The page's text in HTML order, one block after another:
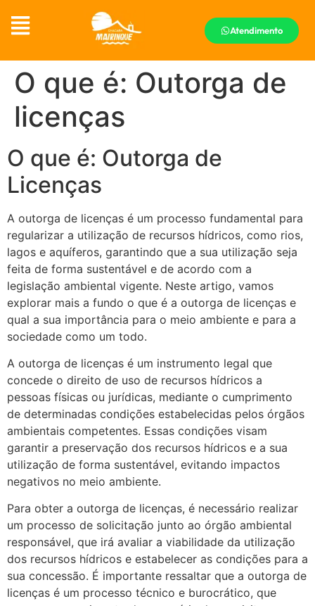
Atendimento
O que é: Outorga de
licenças
O que é: Outorga de
Licenças
A outorga de licenças é um processo fundamental para
regularizar a utilização de recursos hídricos, como rios,
lagos e aquíferos, garantindo que a sua utilização seja
feita de forma sustentável e de acordo com a
legislação ambiental vigente. Neste artigo, vamos
explorar mais a fundo o que é a outorga de licenças e
qual a sua importância para o meio ambiente e para a
sociedade como um todo.
A outorga de licenças é um instrumento legal que
concede o direito de uso de recursos hídricos a
pessoas físicas ou jurídicas, mediante o cumprimento
de determinadas condições estabelecidas pelos órgãos
ambientais competentes. Essas condições visam
garantir a preservação dos recursos hídricos e a sua
utilização de forma sustentável, evitando impactos
negativos no meio ambiente.
Para obter a outorga de licenças, é necessário realizar
um processo de solicitação junto ao órgão ambiental
responsável, que irá avaliar a viabilidade da utilização
dos recursos hídricos e estabelecer as condições para a
sua concessão. É importante ressaltar que a outorga de
licenças é um processo técnico e burocrático, que